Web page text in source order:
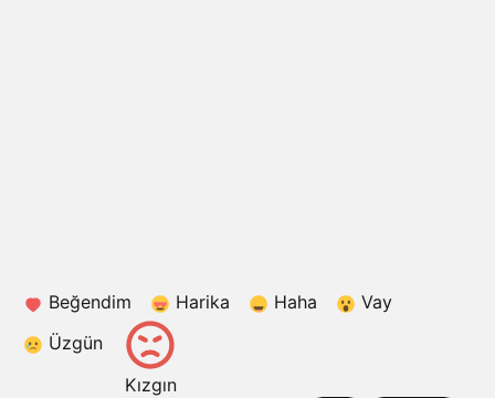
Beğendim Harika Haha
Vay
Üzgün
Kızgın